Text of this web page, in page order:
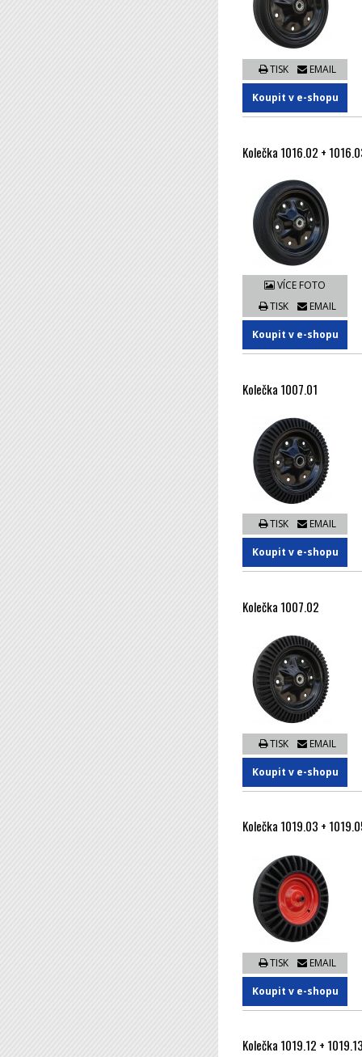
TISK EMAIL
Koupit v e-shopu
Kolečka 1016.02 +
VÍCE FOTO
TISK
EMAIL
Koupit v e-shopu
Kolečka 1007.01
TISK EMAIL
Koupit v e-shopu
Kolečka 1007.02
TISK EMAIL
Koupit v e-shopu
Kolečka 1019.03 +
TISK EMAIL
Koupit v e-shopu
Kolečka 1019.12 +